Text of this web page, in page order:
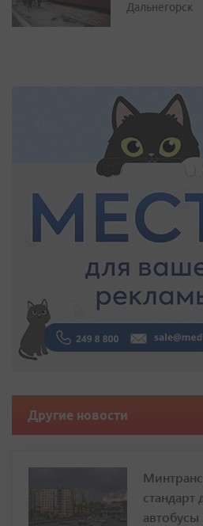
Дальнегорск
Другие новости
стандарт